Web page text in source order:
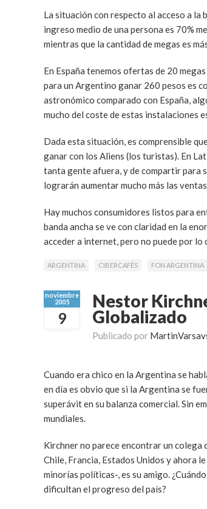
La situación con respecto al acceso a la
ingreso medio de una persona es 70%
mientras que la cantidad de megas es
En España tenemos ofertas de 20
para un Argentino ganar 260 pesos es
astronómico comparado con España,
mucho del coste de estas instalaciones
Dada esta situación, es comprensible
ganar con los Aliens (los turistas). En
tanta gente afuera, y de compartir para
lograrán aumentar mucho más las
Hay muchos consumidores listos para
banda ancha se ve con claridad en la
acceder a internet, pero no puede por lo
ARGENTINA CIBERCAFÉS FON ARGENTINA
noviembre
2005
9
Nestor
Globalizado
Publicado por
Cuando era chico en la Argentina se
en día es obvio que si la Argentina se
superávit en su balanza comercial. Sin
mundiales.
Kirchner no parece encontrar un colega
Chile, Francia, Estados Unidos y ahora
minorías políticas-, es su amigo.
dificultan el progreso del país?